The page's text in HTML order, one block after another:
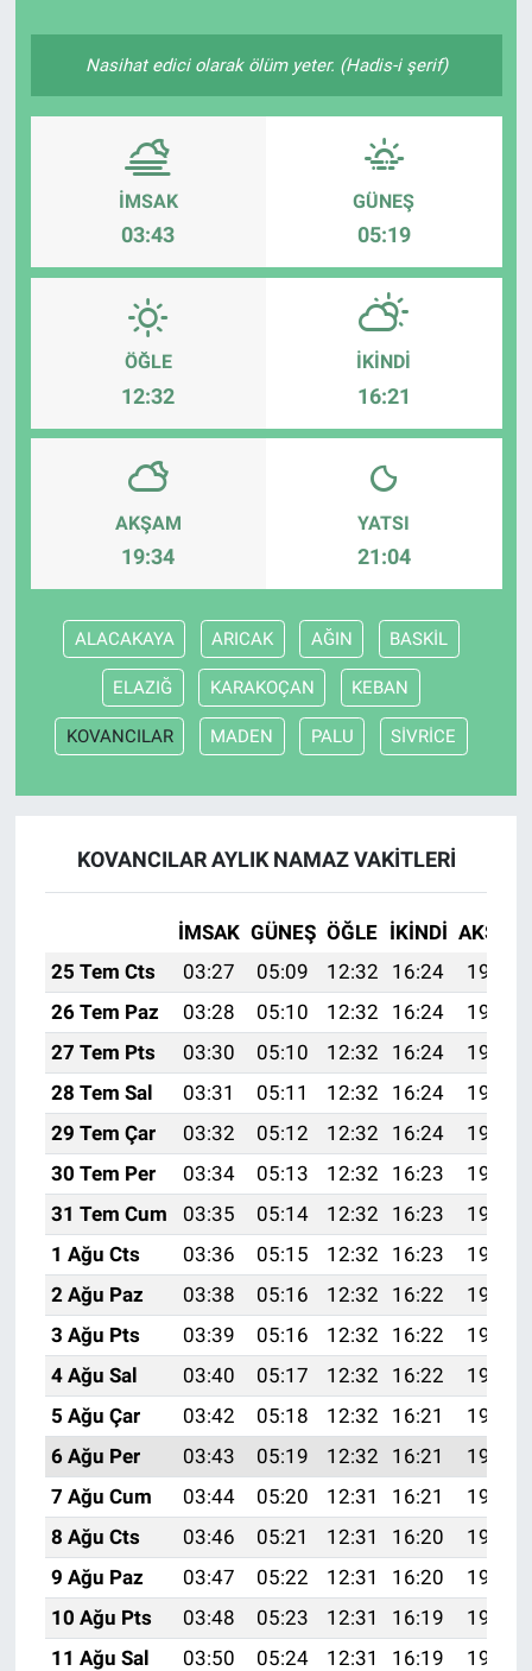
Nasihat edici olarak ölüm yeter. (Hadis-i şerif)
İMSAK
03:43
GÜNEŞ
05:19
ÖĞLE
12:32
İKINDI
16:21
AKŞAM
19:34
YATSI
21:04
ALACAKAYA ARICAK AĞIN BASKİL
ELAZIĞ KARAKOÇAN KEBAN
KOVANCILAR MADEN PALU SİVRİCE
KOVANCILAR AYLIK NAMAZ VAKITLERI
İMSAK GÜNEŞ ÖĞLE İKINDI AKŞAM
25 Tem Cts
03:27 05:09 12:32 16:24
19:46
26 Tem Paz
03:28 05:10 12:32 16:24
19:45
27 Tem Pts
03:30 05:10 12:32 16:24
19:44
28 Tem Sal
03:31 05:11 12:32 16:24
19:43
29 Tem Çar
03:32 05:12 12:32 16:24
19:42
30 Tem Per
03:34 05:13 12:32 16:23
19:41
31 Tem Cum
03:35 05:14 12:32 16:23
19:40
1 Ağu Cts
03:36 05:15 12:32 16:23
19:39
2 Ağu Paz
03:38 05:16 12:32 16:22
19:38
3 Ağu Pts
03:39 05:16 12:32 16:22
19:37
4 Ağu Sal
03:40 05:17 12:32 16:22
19:36
5 Ağu Çar
03:42 05:18 12:32 16:21
19:35
6 Ağu Per
03:43 05:19 12:32 16:21
19:34
7 Ağu Cum
03:44 05:20 12:31 16:21
19:33
8 Ağu Cts
03:46 05:21 12:31 16:20
19:32
9 Ağu Paz
03:47 05:22 12:31 16:20
19:31
10 Ağu Pts
03:48 05:23 12:31 16:19
19:29
11 Ağu Sal
03:50 05:24 12:31 16:19
19:28
Bilecik
Kütahya
Genel
Magazin
Bilim ve Teknoloji